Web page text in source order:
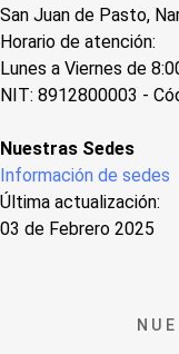
San Juan de Pasto,
Horario de atención:
Lunes a Viernes de
NIT: 8912800003 -
Nuestras Sedes
Información de sedes
Última actualización:
03 de Febrero 2025